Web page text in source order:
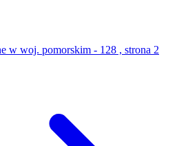
w woj. pomorskim - 128 , strona 2